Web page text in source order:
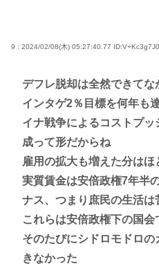
9 : 2024/02/08(木) 05:27:40.77 ID:V+Kc3g7J0
デフレ脱却は全然できてな
インタゲ2％目標を何年も
イナ戦争によるコストプ
成って形だからね
雇用の拡大も増えた分は
実質賃金は安倍政権7年半
ナス、つまり庶民の生活
これらは安倍政権下の国
そのたびにシドロモドロ
きなかった